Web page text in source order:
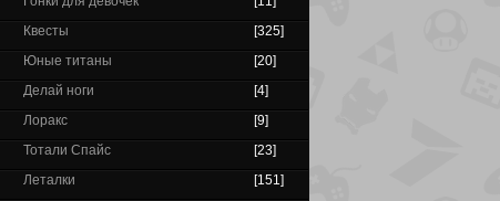
Квесты
[325]
Юные титаны
[20]
Делай ноги
[4]
Лоракс
[9]
Тотали Спайс
[23]
Леталки
[151]